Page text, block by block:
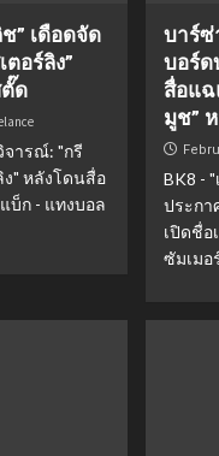
” เดือดจัด
อร์ลิง”
ด
จารณ์: "กรี
ง" หลังโดนสื่อ
บ็ก - แทงบอล
บาร์ซ่
บอร์ด
สื่อแฉ
มูช”
BK8 -
ประกา
เปิดชื่อ
ซัมเมอ